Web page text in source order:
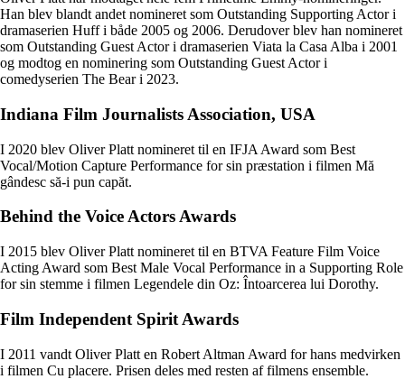
Han blev blandt andet nomineret som Outstanding Supporting Actor i
dramaserien Huff i både 2005 og 2006. Derudover blev han nomineret
som Outstanding Guest Actor i dramaserien Viata la Casa Alba i 2001
og modtog en nominering som Outstanding Guest Actor i
comedyserien The Bear i 2023.
Indiana Film Journalists Association, USA
I 2020 blev Oliver Platt nomineret til en IFJA Award som Best
Vocal/Motion Capture Performance for sin præstation i filmen Mă
gândesc să-i pun capăt.
Behind the Voice Actors Awards
I 2015 blev Oliver Platt nomineret til en BTVA Feature Film Voice
Acting Award som Best Male Vocal Performance in a Supporting Role
for sin stemme i filmen Legendele din Oz: Întoarcerea lui Dorothy.
Film Independent Spirit Awards
I 2011 vandt Oliver Platt en Robert Altman Award for hans medvirken
i filmen Cu placere. Prisen deles med resten af filmens ensemble.